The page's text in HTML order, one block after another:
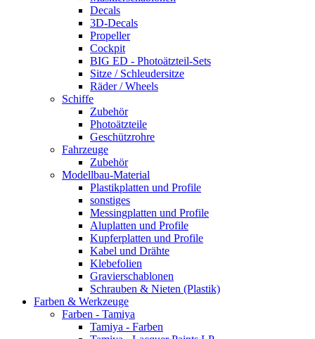
Decals
3D-Decals
Propeller
Cockpit
BIG ED - Photoätzteil-Sets
Sitze / Schleudersitze
Räder / Wheels
Schiffe
Zubehör
Photoätzteile
Geschützrohre
Fahrzeuge
Zubehör
Modellbau-Material
Plastikplatten und Profile
sonstiges
Messingplatten und Profile
Aluplatten und Profile
Kupferplatten und Profile
Kabel und Drähte
Klebefolien
Gravierschablonen
Schrauben & Nieten (Plastik)
Farben & Werkzeuge
Farben - Tamiya
Tamiya - Farben